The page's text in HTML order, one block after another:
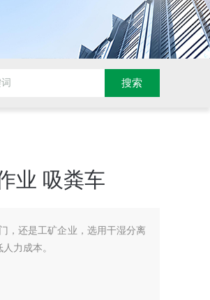
业 吸粪车
，还是工矿企业，选用干湿分离
力成本。